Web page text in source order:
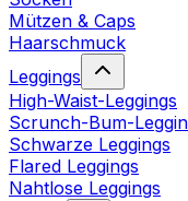
Mützen & Caps
Haarschmuck
Leggings
High-Waist-Leggings
Scrunch-Bum-
Schwarze Leggings
Flared Leggings
Nahtlose Leggings